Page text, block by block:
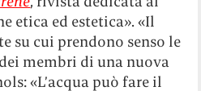
etica ed estetica». «Il
su cui prendono senso le
membri di una nuova
«L’acqua può fare il